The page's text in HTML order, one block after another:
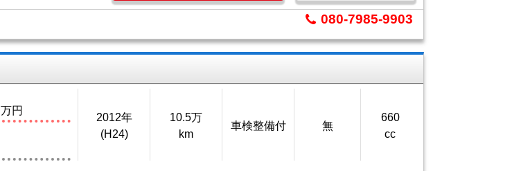
080-7985-9903
万円
2012年
(H24)
10.5万
km
車検整備付 無
660
cc